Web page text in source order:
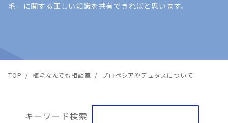
⽑」に関する正しい知識を共有できればと思います。
TOP / 植毛なんでも相談室 / プロペシアやデュタスについて
キーワード検索